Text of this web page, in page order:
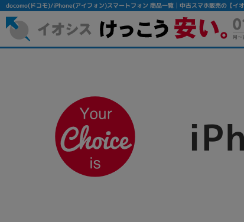
docomo(ドコモ)/iPhone(アイフォン)スマートフォン 商品一覧│中古スマホ販売の【イオ
フリーワード